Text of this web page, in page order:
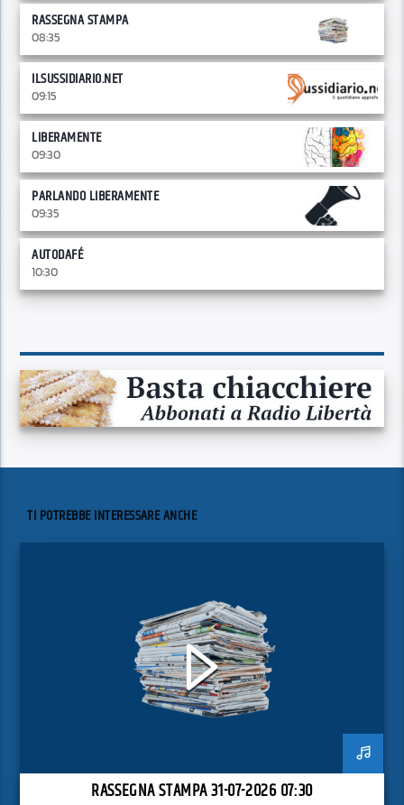
RASSEGNA STAMPA
08:35
ILSUSSIDIARIO.NET
09:15
LIBERAMENTE
09:30
PARLANDO LIBERAMENTE
09:35
AUTODAFÉ
10:30
TI POTREBBE INTERESSARE ANCHE
RASSEGNA STAMPA 31-07-2026 07:30